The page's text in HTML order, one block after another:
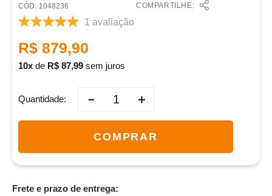
: 1048236 COMPARTILHE:
1 avaliação
R$ 879,90
10 de R$ 87,99 sem juros
Quantidade ＋
－
COMPRAR
Frete e prazo de entrega: